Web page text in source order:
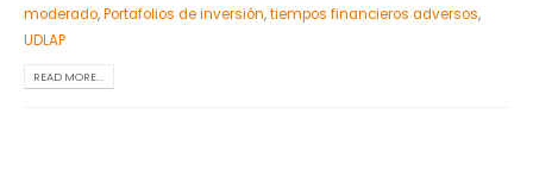
moderado,Portafolios de inversión,tiempos financieros adversos,
UDLAP
READ MORE...